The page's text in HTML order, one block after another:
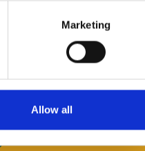
Marketing
Allow all